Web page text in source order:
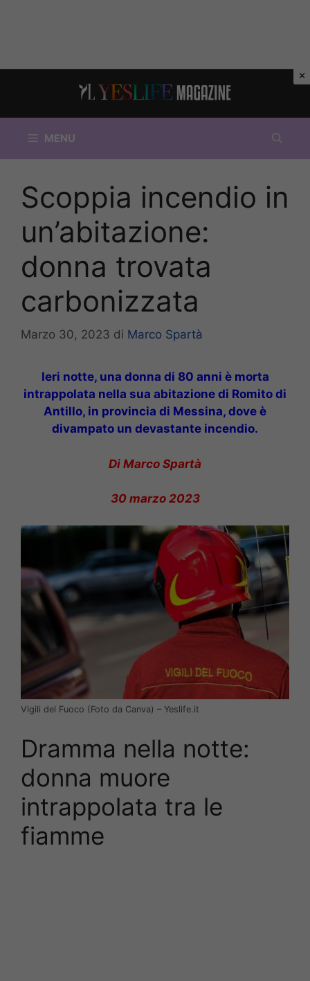
MENU
Scoppia incendio in
un’abitazione:
donna trovata
carbonizzata
Marzo 30, 2023 di Marco Spartà
Ieri notte, una donna di 80 anni è morta
intrappolata nella sua abitazione di Romito di
Antillo, in provincia di Messina, dove è
divampato un devastante incendio.
Di Marco Spartà
30 marzo 2023
Vigili del Fuoco (Foto da Canva) – Yeslife.it
Dramma nella notte:
donna muore
intrappolata tra le
fiamme